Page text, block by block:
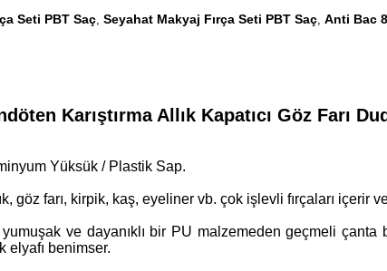
Seti PBT Saç, Seyahat Makyaj Fırça Seti PBT Saç, Anti Bac
Karıştırma Allık Kapatıcı Göz Farı
Yüksük / Plastik Sap.
göz farı, kirpik, kaş, eyeliner vb. çok işlevli fırçaları içerir
yumuşak ve dayanıklı bir PU malzemeden geçmeli
elyafı benimser.